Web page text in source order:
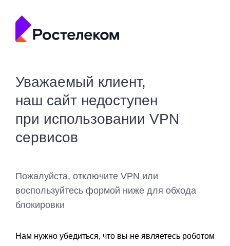
Уважаемый клиент,
наш сайт недоступен
при использовании VPN
сервисов
Пожалуйста, отключите VPN или
воспользуйтесь формой ниже для обхода
блокировки
Нам нужно убедиться, что вы не являетесь роботом